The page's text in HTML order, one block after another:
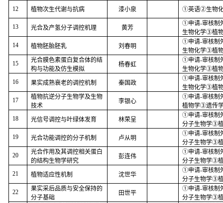
12
植物次生代谢与抗病 漆小泉 ①英语②生物
13 光合及产氢分子调控机理 黄芳
①申请-审核制
生物化学③植
14
植物胚胎胚乳 刘春明
①申请-审核制
生物化学③植
15
光合膜色素蛋白复合体的结
构与功能及仿生模拟
杨春虹
①申请-审核制
生物化学③植
16
果实成熟衰老的调控机制 秦国政
①申请-审核制
生物化学③植
17
植物抗逆分子生物学及生物
技术
李银心
①申请-审核制
植物学③遗传
18
光信号调控与叶绿体发育 林荣呈
①申请-审核制
分子生物学③
19
光合功能调控的分子机制 卢从明
①申请-审核制
分子生物学③
20
光合作用及其调控相关蛋白
的结构生物学研究
彭连伟
①申请-审核制
分子生物学③
21
植物适应性机制 沈世华
①申请-审核制
分子生物学③
22
果实采后品质与安全保持的
分子基础
田世平
①申请-审核制
分子生物学③